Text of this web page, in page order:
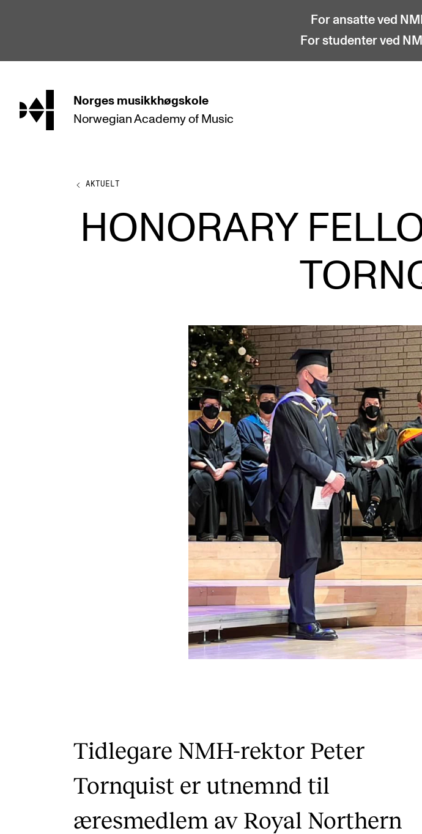
For ansatte ved
For studenter ved
hjem Norges musikkhøgskole
Norwegian Academy of Music
STUDIER
Bachelor
Doktorgrad Salane våre
AKTUELT
Arrangementer og
Nyheter og historier
Ledige stillinger
AKTUELT
HONORARY
Tidlegare NMH-rektor Peter
Tornquist er utnemnd til
æresmedlem av Royal Northern